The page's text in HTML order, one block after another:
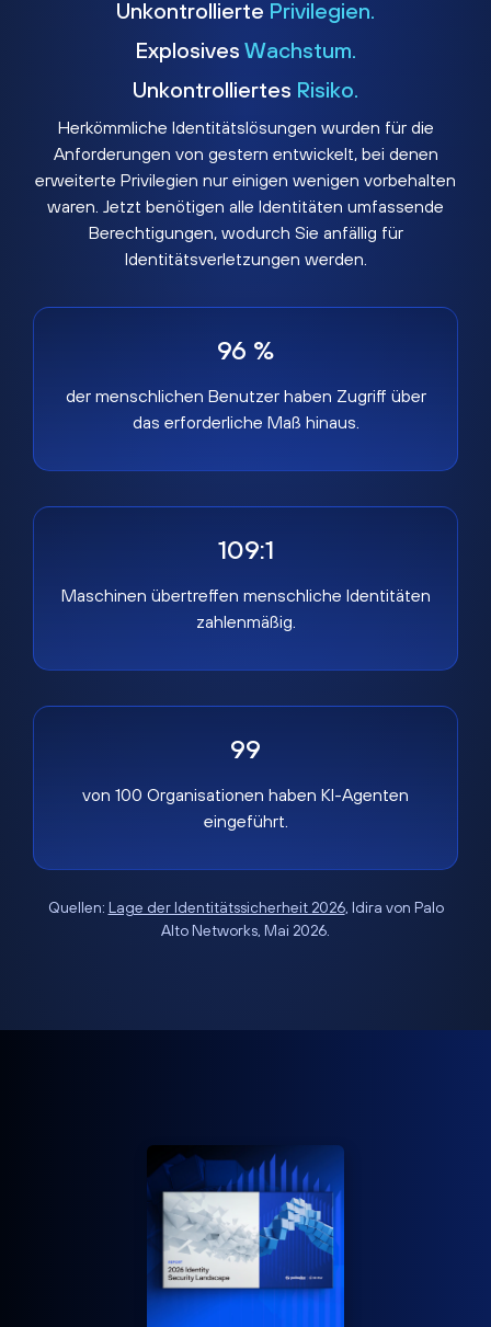
Unkontrollierte Privilegien.
Explosives Wachstum.
Unkontrolliertes Risiko.
Herkömmliche Identitätslösungen wurden für die
Anforderungen von gestern entwickelt, bei denen
erweiterte Privilegien nur einigen wenigen vorbehalten
waren. Jetzt benötigen alle Identitäten umfassende
Berechtigungen, wodurch Sie anfällig für
Identitätsverletzungen werden.
96 %
der menschlichen Benutzer haben Zugriff über
das erforderliche Maß hinaus.
109:1
Maschinen übertreffen menschliche Identitäten
zahlenmäßig.
99
von 100 Organisationen haben KI-Agenten
eingeführt.
Quellen: Lage der Identitätssicherheit 2026, Idira von Palo
Alto Networks, Mai 2026.